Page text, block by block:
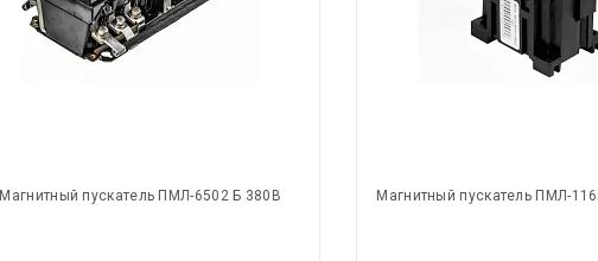
Магнитный пускатель ПМЛ-6502 Б 380В Магнитный пускатель ПМЛ-